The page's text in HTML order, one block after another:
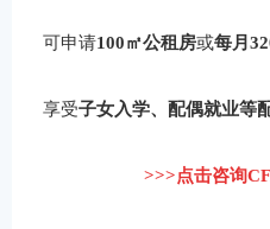
可申请100㎡公租房或每月
享受子女入学、配偶就业等
>>>点击咨询